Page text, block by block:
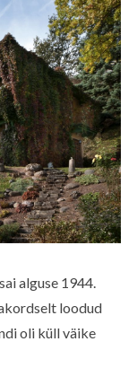
alguse 1944.
loodud
oli küll väike